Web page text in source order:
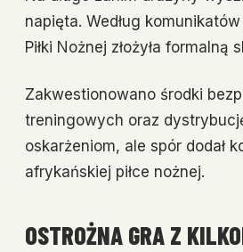
napięta. Według
Piłki Nożnej złożyła
Zakwestionowano środki
treningowych oraz
oskarżeniom, ale spór dodał
afrykańskiej piłce nożnej.
OSTROŻNA GRA Z